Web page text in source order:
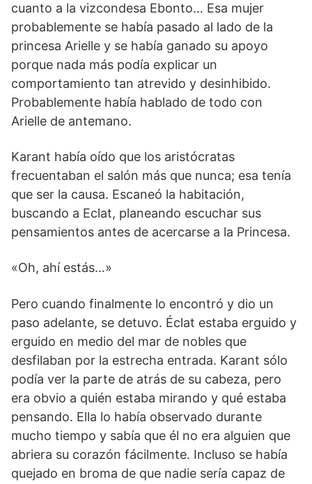
cuanto a la vizcondesa Ebonto… Esa mujer
probablemente se había pasado al lado de la
princesa Arielle y se había ganado su apoyo
porque nada más podía explicar un
comportamiento tan atrevido y desinhibido.
Probablemente había hablado de todo con
Arielle de antemano.
Karant había oído que los aristócratas
frecuentaban el salón más que nunca; esa tenía
que ser la causa. Escaneó la habitación,
buscando a Eclat, planeando escuchar sus
pensamientos antes de acercarse a la Princesa.
«Oh, ahí estás…»
Pero cuando finalmente lo encontró y dio un
paso adelante, se detuvo. Éclat estaba erguido y
erguido en medio del mar de nobles que
desfilaban por la estrecha entrada. Karant sólo
podía ver la parte de atrás de su cabeza, pero
era obvio a quién estaba mirando y qué estaba
pensando. Ella lo había observado durante
mucho tiempo y sabía que él no era alguien que
abriera su corazón fácilmente. Incluso se había
quejado en broma de que nadie sería capaz de